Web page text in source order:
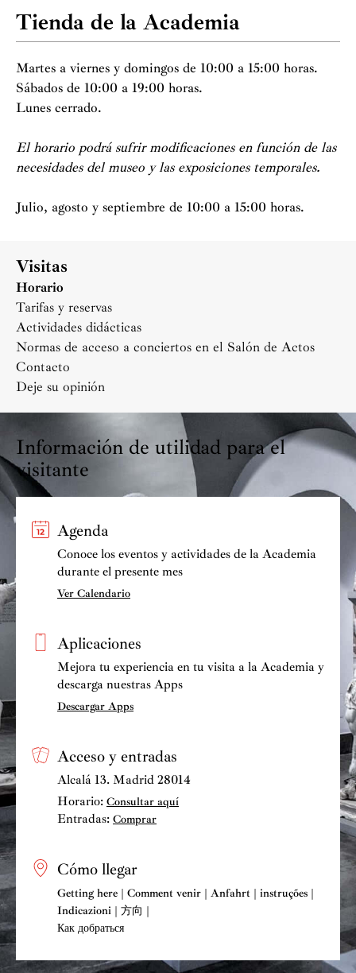
Visitas
Horario
Tarifas y reservas
Actividades didácticas
Normas de acceso a conciertos en el Salón de Actos
Contacto
Deje su opinión
Tienda de la Academia
Martes a viernes y domingos de 10:00 a 15:00 horas.
Sábados de 10:00 a 19:00 horas.
Lunes cerrado.
El horario podrá sufrir modificaciones en función de las
necesidades del museo y las exposiciones temporales.
Julio, agosto y septiembre de 10:00 a 15:00 horas.
Información de utilidad para el
visitante
Agenda
Conoce los eventos y actividades de la Academia
durante el presente mes
Ver Calendario
Aplicaciones
Mejora tu experiencia en tu visita a la Academia y
descarga nuestras Apps
Descargar Apps
Acceso y entradas
Alcalá 13. Madrid 28014
Horario: Consultar aquí
Entradas: Comprar
Cómo llegar
Getting here | Comment venir | Anfahrt | instruções |
Indicazioni | 方向 |
Как добраться